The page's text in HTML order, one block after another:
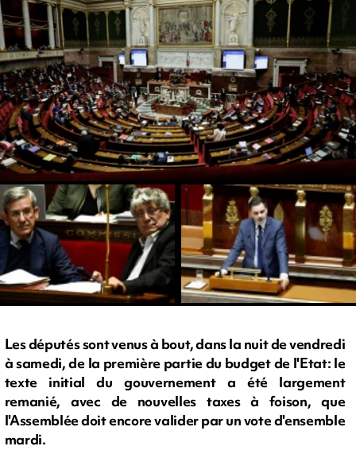
Les députés sont venus à bout, dans la nuit de vendredi
à samedi, de la première partie du budget de l'Etat: le
texte initial du gouvernement a été largement
remanié, avec de nouvelles taxes à foison, que
l'Assemblée doit encore valider par un vote d'ensemble
mardi.